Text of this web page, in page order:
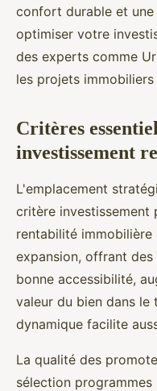
confort durable et
optimiser votre
des experts comme
les projets
Critères
investissement
L'emplacement
critère investissement
rentabilité
expansion, offrant
bonne accessibilité,
valeur du bien dans le
dynamique facilite
La qualité des
sélection